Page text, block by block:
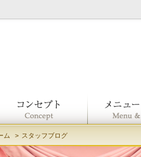
ム スタッフブログ